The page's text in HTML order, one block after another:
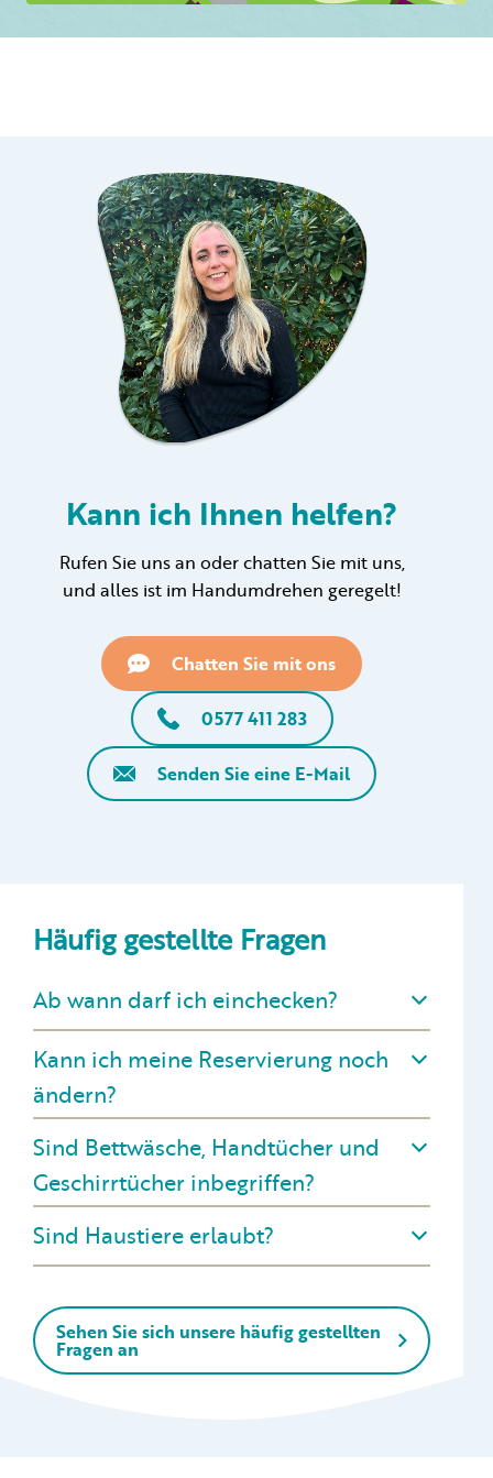
Kann ich Ihnen helfen?
Rufen Sie uns an oder chatten Sie mit uns,
und alles ist im Handumdrehen geregelt!
Chatten Sie mit ons
0577 411 283
Senden Sie eine E-Mail
Häufig gestellte Fragen
Ab wann darf ich einchecken?
Kann ich meine Reservierung noch
ändern?
Sind Bettwäsche, Handtücher und
Geschirrtücher inbegriffen?
Sind Haustiere erlaubt?
Sehen Sie sich unsere häufig gestellten
Fragen an